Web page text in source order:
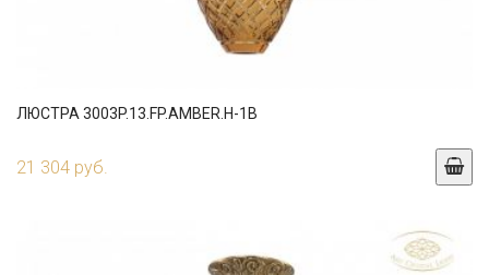
ЛЮСТРА 3003P.13.FP.AMBER.H-1B
21 304 руб.